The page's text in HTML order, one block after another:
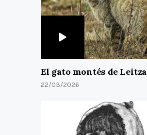
El gato montés de Leitza
22/03/2026